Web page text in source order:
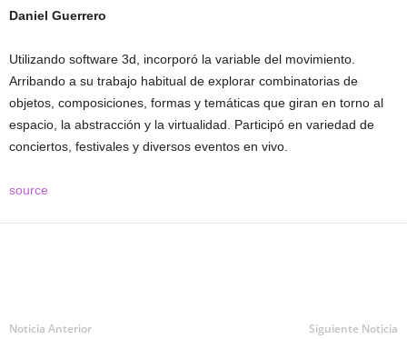
Daniel Guerrero
Utilizando software 3d, incorporó la variable del movimiento.
Arribando a su trabajo habitual de explorar combinatorias de
objetos, composiciones, formas y temáticas que giran en torno al
espacio, la abstracción y la virtualidad. Participó en variedad de
conciertos, festivales y diversos eventos en vivo.
source
Noticia Anterior Siguiente Noticia